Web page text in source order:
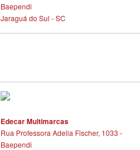
Baependi
Jaraguá do Sul - SC
Edecar Multimarcas
Rua Professora Adelia Fischer, 1033 -
Baependi